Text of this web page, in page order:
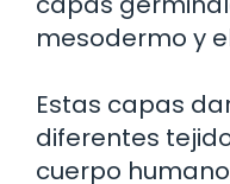
mesodermo y
Estas capas
diferentes
cuerpo